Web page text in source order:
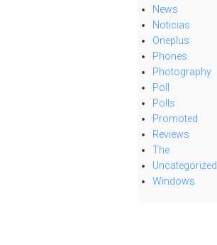
News
Noticias
Oneplus
Phones
Photography
Poll
Polls
Promoted
Reviews
The
Uncategorized
Windows